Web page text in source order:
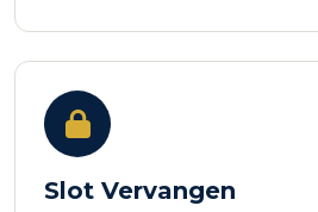
Slot Vervangen